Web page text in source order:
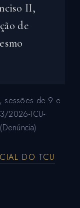
II,
de
sessões de 9 e
2026-TCU-
DO TCU